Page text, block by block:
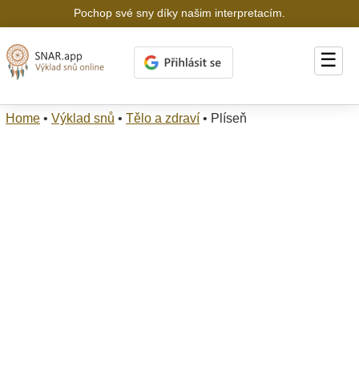
Pochop své sny díky našim interpretacím.
☰
Home • Výklad snů • Tělo a zdraví • Plíseň